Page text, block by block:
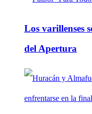
Los varillenses
del Apertura